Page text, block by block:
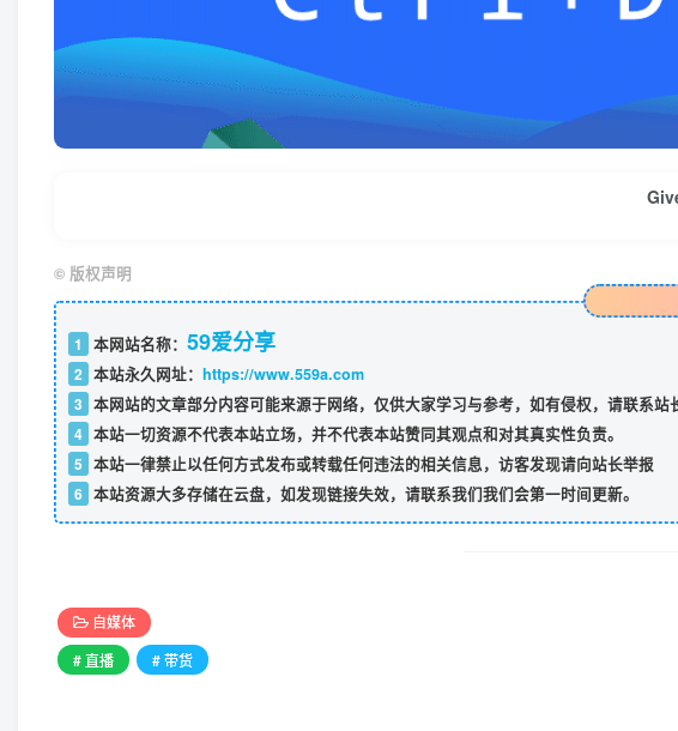
© 版权声明
1 本网站名称： 59爱分享
2 本站永久网址： https://www.559a.com
3 本网站的文章部分内容可能来源于网络，仅供大家学习与参考，如有侵权，请联系站
4 本站一切资源不代表本站立场，并不代表本站赞同其观点和对其真实性负责。
5 本站一律禁止以任何方式发布或转载任何违法的相关信息，访客发现请向站长举报
6 本站资源大多存储在云盘，如发现链接失效，请联系我们我们会第一时间更新。
自媒体
# 直播
# 带货